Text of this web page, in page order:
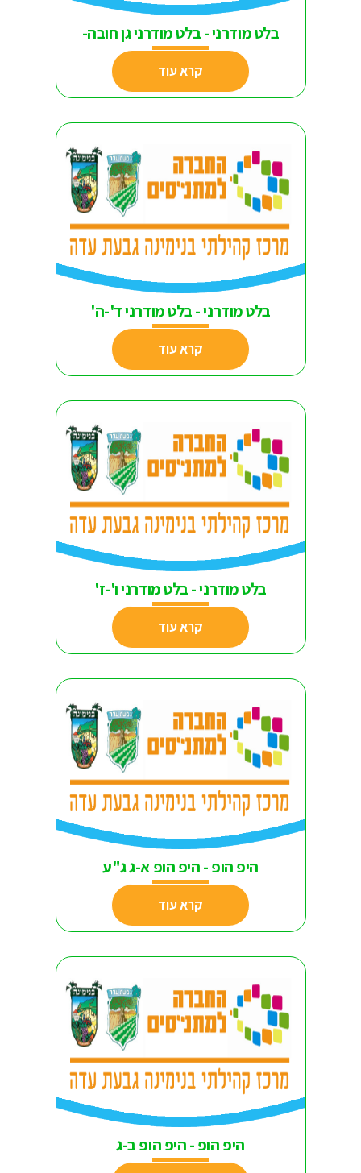
בלט מודרני - בלט מודרני גן חובה-
קרא עוד
בלט מודרני - בלט מודרני ד'-ה'
קרא עוד
בלט מודרני - בלט מודרני ו'-ז'
קרא עוד
היפ הופ - היפ הופ א-ג ג"ע
קרא עוד
היפ הופ - היפ הופ ב-ג